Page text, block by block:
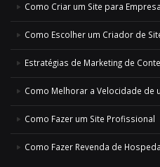
Como Criar um Site para
Como Escolher um Criador de
Estratégias de Marketing de
Como Melhorar a Velocidade de
Como Fazer um Site Profissional
Como Fazer Revenda de